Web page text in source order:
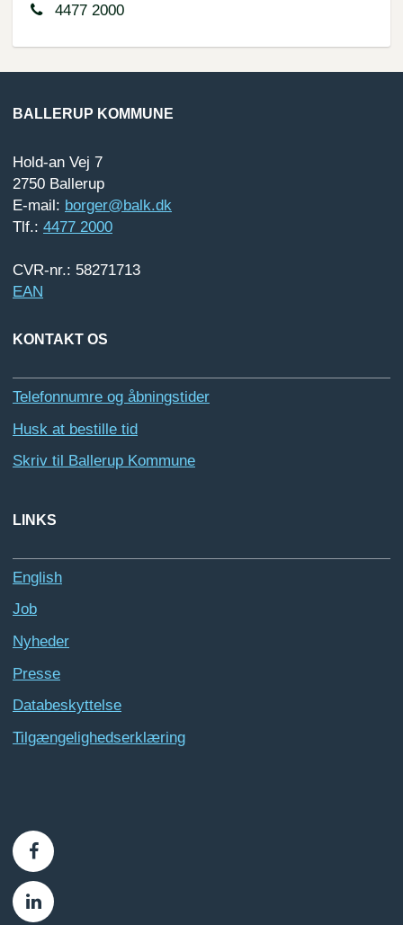
4477 2000
BALLERUP KOMMUNE
Hold-an Vej 7
2750 Ballerup
E-mail: borger@balk.dk
Tlf.: 4477 2000
CVR-nr.: 58271713
EAN
KONTAKT OS
Telefonnumre og åbningstider
Husk at bestille tid
Skriv til Ballerup Kommune
LINKS
English
Job
Nyheder
Presse
Databeskyttelse
Tilgængelighedserklæring